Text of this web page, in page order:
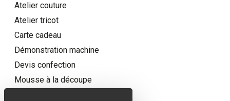
Atelier couture
Atelier tricot
Carte cadeau
Démonstration machine
Devis confection
Mousse à la découpe